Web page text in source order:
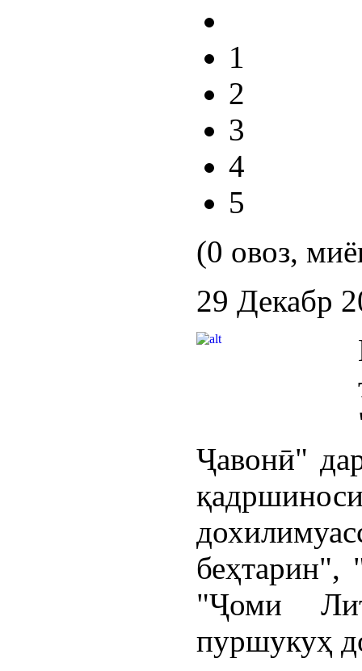
1
2
3
4
5
(0 овоз,
29 Декабр
Ҷавонӣ"
беҳтарин",
"Ҷоми
пуршукуҳ